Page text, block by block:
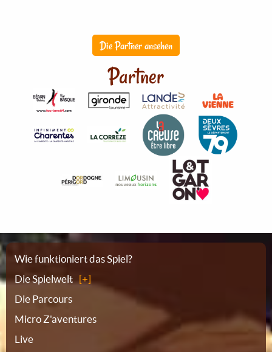
Die Partner ansehen
Partner
Sitemap
Wie funktioniert das Spiel?
Die Spielwelt
Die Parcours
Micro Z'aventures
Live